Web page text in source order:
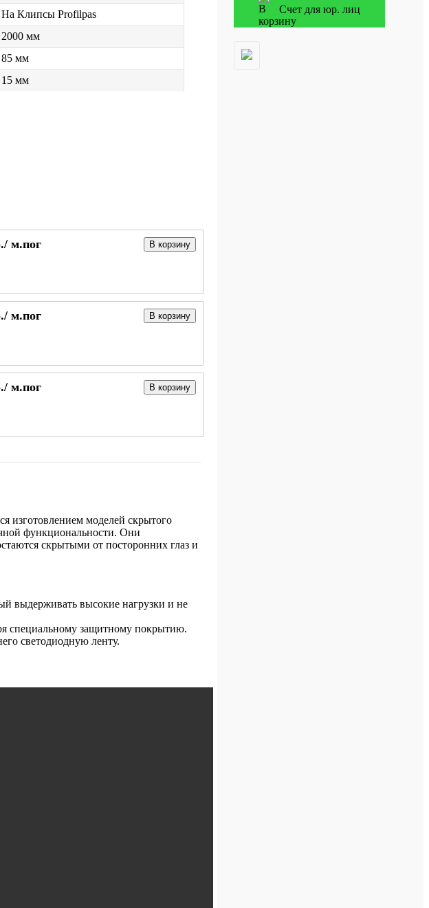
На Клипсы Profilpas
2000 мм
85 мм
15 мм
м.пог В корзину
м.пог В корзину
м.пог В корзину
изготовлением моделей скрытого
функциональности. Они
скрытыми от посторонних глаз и
выдерживать высокие нагрузки и не
специальному защитному покрытию.
светодиодную ленту.
Счет для юр. лиц